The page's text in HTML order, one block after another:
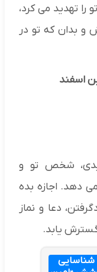
را تهدید می کرد،
بدان که تو در
شخص تو و
دهد. اجازه بده
دعا و نماز
یابد.
شناسایی